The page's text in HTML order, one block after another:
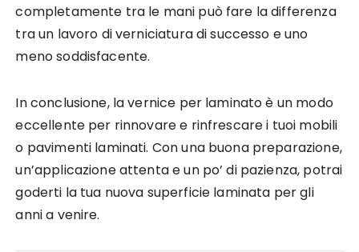
completamente tra le mani può fare la differenza
tra un lavoro di verniciatura di successo e uno
meno soddisfacente.
In conclusione, la vernice per laminato è un modo
eccellente per rinnovare e rinfrescare i tuoi mobili
o pavimenti laminati. Con una buona preparazione,
un’applicazione attenta e un po’ di pazienza, potrai
goderti la tua nuova superficie laminata per gli
anni a venire.